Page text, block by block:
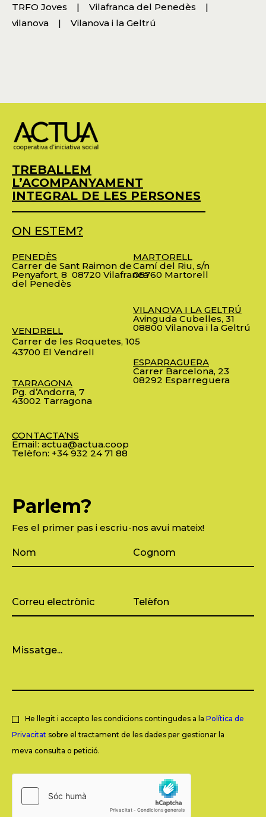
TRFO Joves
Vilafranca del Penedès
vilanova
Vilanova i la Geltrú
TREBALLEM
L’ACOMPANYAMENT
INTEGRAL DE LES PERSONES
ON ESTEM?
PENEDÈS
Carrer de Sant Raimon de
Penyafort, 8 08720 Vilafranca
del Penedès
VENDRELL
Carrer de les Roquetes, 105
43700 El Vendrell
TARRAGONA
Pg. d’Andorra, 7
43002 Tarragona
CONTACTA’NS
Email: actua@actua.coop
Telèfon: +34 932 24 71 88
MARTORELL
Camí del Riu, s/n
08760 Martorell
VILANOVA I LA GELTRÚ
Avinguda Cubelles, 31
08800 Vilanova i la Geltrú
ESPARRAGUERA
Carrer Barcelona, 23
08292 Esparreguera
Parlem?
Fes el primer pas i escriu-nos avui mateix!
He llegit i accepto les condicions contingudes a la Política de
Privacitat sobre el tractament de les dades per gestionar la
meva consulta o petició.